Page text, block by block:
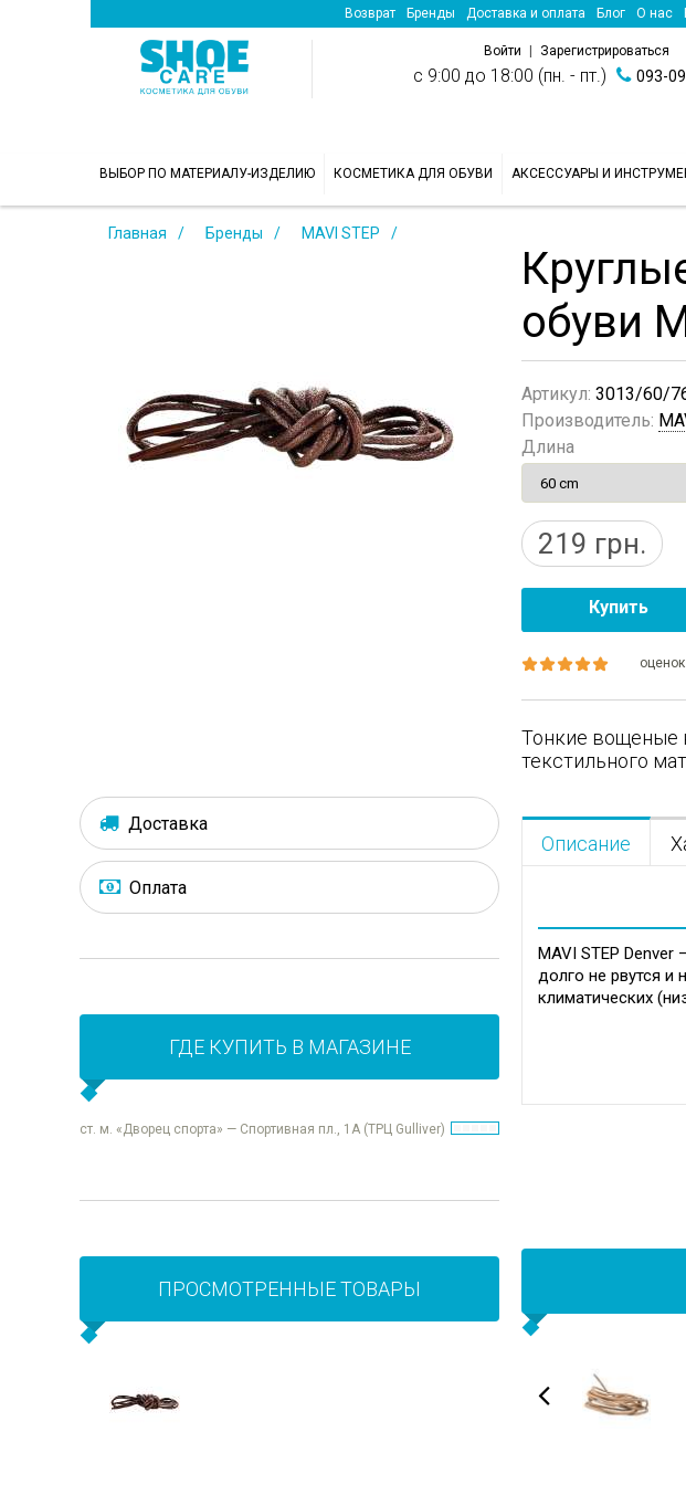
Возврат Бренды Доставка и оплата Блог О нас
Войти Зарегистрироваться
с 9:00 до 18:00 (пн. - пт.) 093-
ВЫБОР ПО МАТЕРИАЛУ-ИЗДЕЛИЮ КОСМЕТИКА ДЛЯ ОБУВИ АКСЕССУАРЫ И
Главная Бренды MAVI STEP
обуви
Артикул: 3013/60/
Производитель:
Длина
219 грн.
Купить
Тонкие вощеные
текстильного
Описание
MAVI STEP
долго не рвутся и
климатических
Доставка
Оплата
ГДЕ КУПИТЬ В МАГАЗИНЕ
ст. м. «Дворец спорта» — Спортивная пл., 1А (ТРЦ Gulliver)
ПРОСМОТРЕННЫЕ ТОВАРЫ